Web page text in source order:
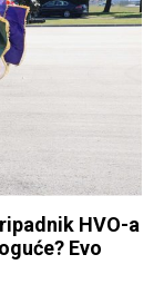
HVO-a
Evo